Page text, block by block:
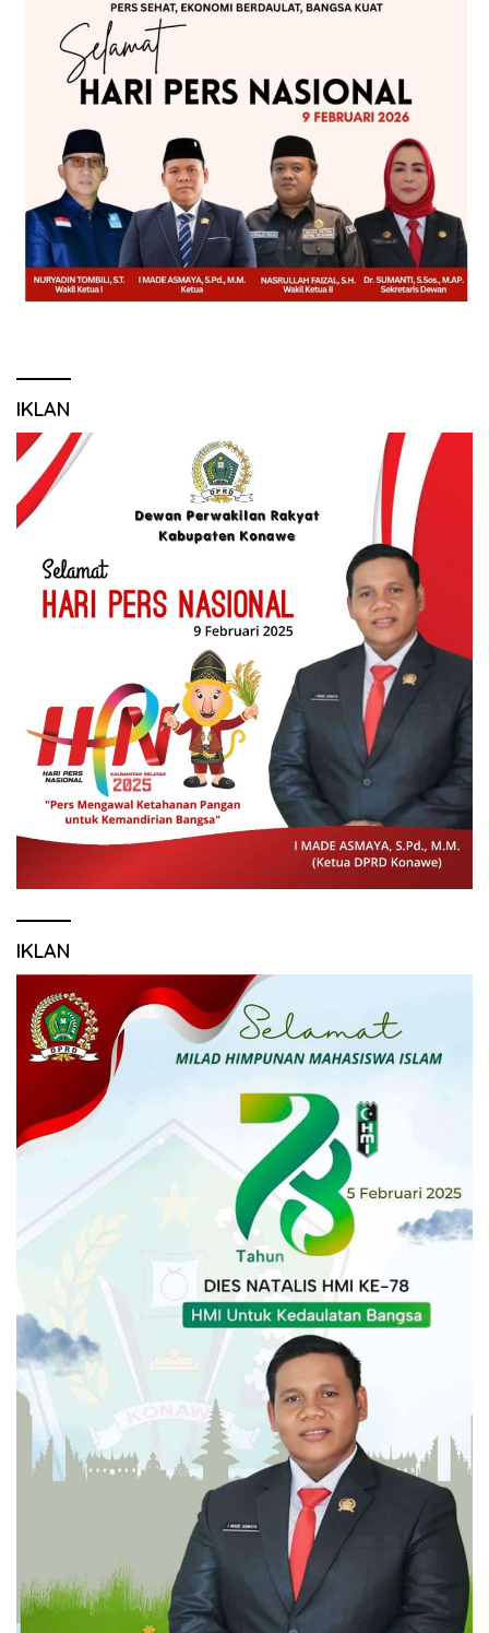
IKLAN
IKLAN